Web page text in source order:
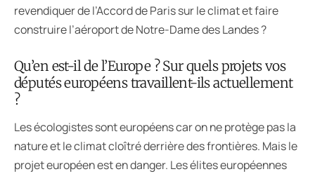
revendiquer de l’Accord de Paris sur le climat et faire
construire l’aéroport de Notre-Dame des Landes ?
Qu’en est-il de l’Europe ? Sur quels projets vos
députés européens travaillent-ils actuellement
?
Les écologistes sont européens car on ne protège pas la
nature et le climat cloîtré derrière des frontières. Mais le
projet européen est en danger. Les élites européennes